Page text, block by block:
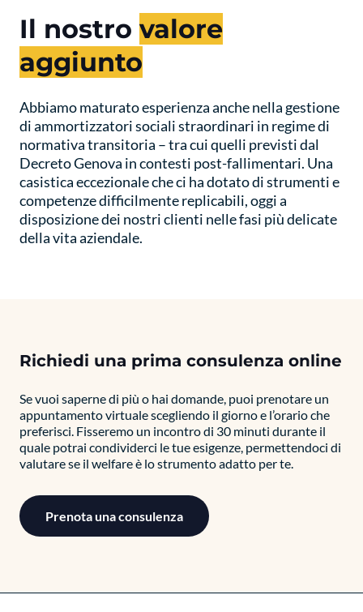
Il nostro valore
aggiunto
Abbiamo maturato esperienza anche nella gestione
di ammortizzatori sociali straordinari in regime di
normativa transitoria – tra cui quelli previsti dal
Decreto Genova in contesti post-fallimentari. Una
casistica eccezionale che ci ha dotato di strumenti e
competenze difficilmente replicabili, oggi a
disposizione dei nostri clienti nelle fasi più delicate
della vita aziendale.
Richiedi una prima consulenza online
Se vuoi saperne di più o hai domande, puoi prenotare un
appuntamento virtuale scegliendo il giorno e l’orario che
preferisci. Fisseremo un incontro di 30 minuti durante il
quale potrai condividerci le tue esigenze, permettendoci di
valutare se il welfare è lo strumento adatto per te.
Prenota una consulenza